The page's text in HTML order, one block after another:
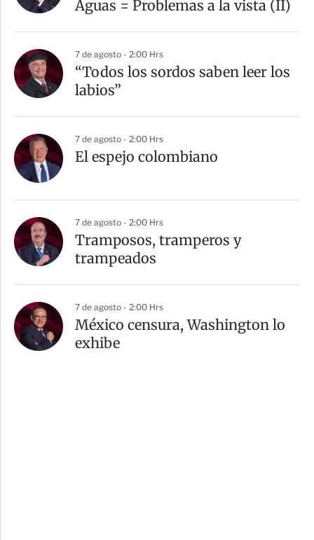
Aguas = Problemas a la vista (II)
7 de agosto - 2:00 Hrs
“Todos los sordos saben leer los
labios”
7 de agosto - 2:00 Hrs
El espejo colombiano
7 de agosto - 2:00 Hrs
Tramposos, tramperos y
trampeados
7 de agosto - 2:00 Hrs
México censura, Washington lo
exhibe